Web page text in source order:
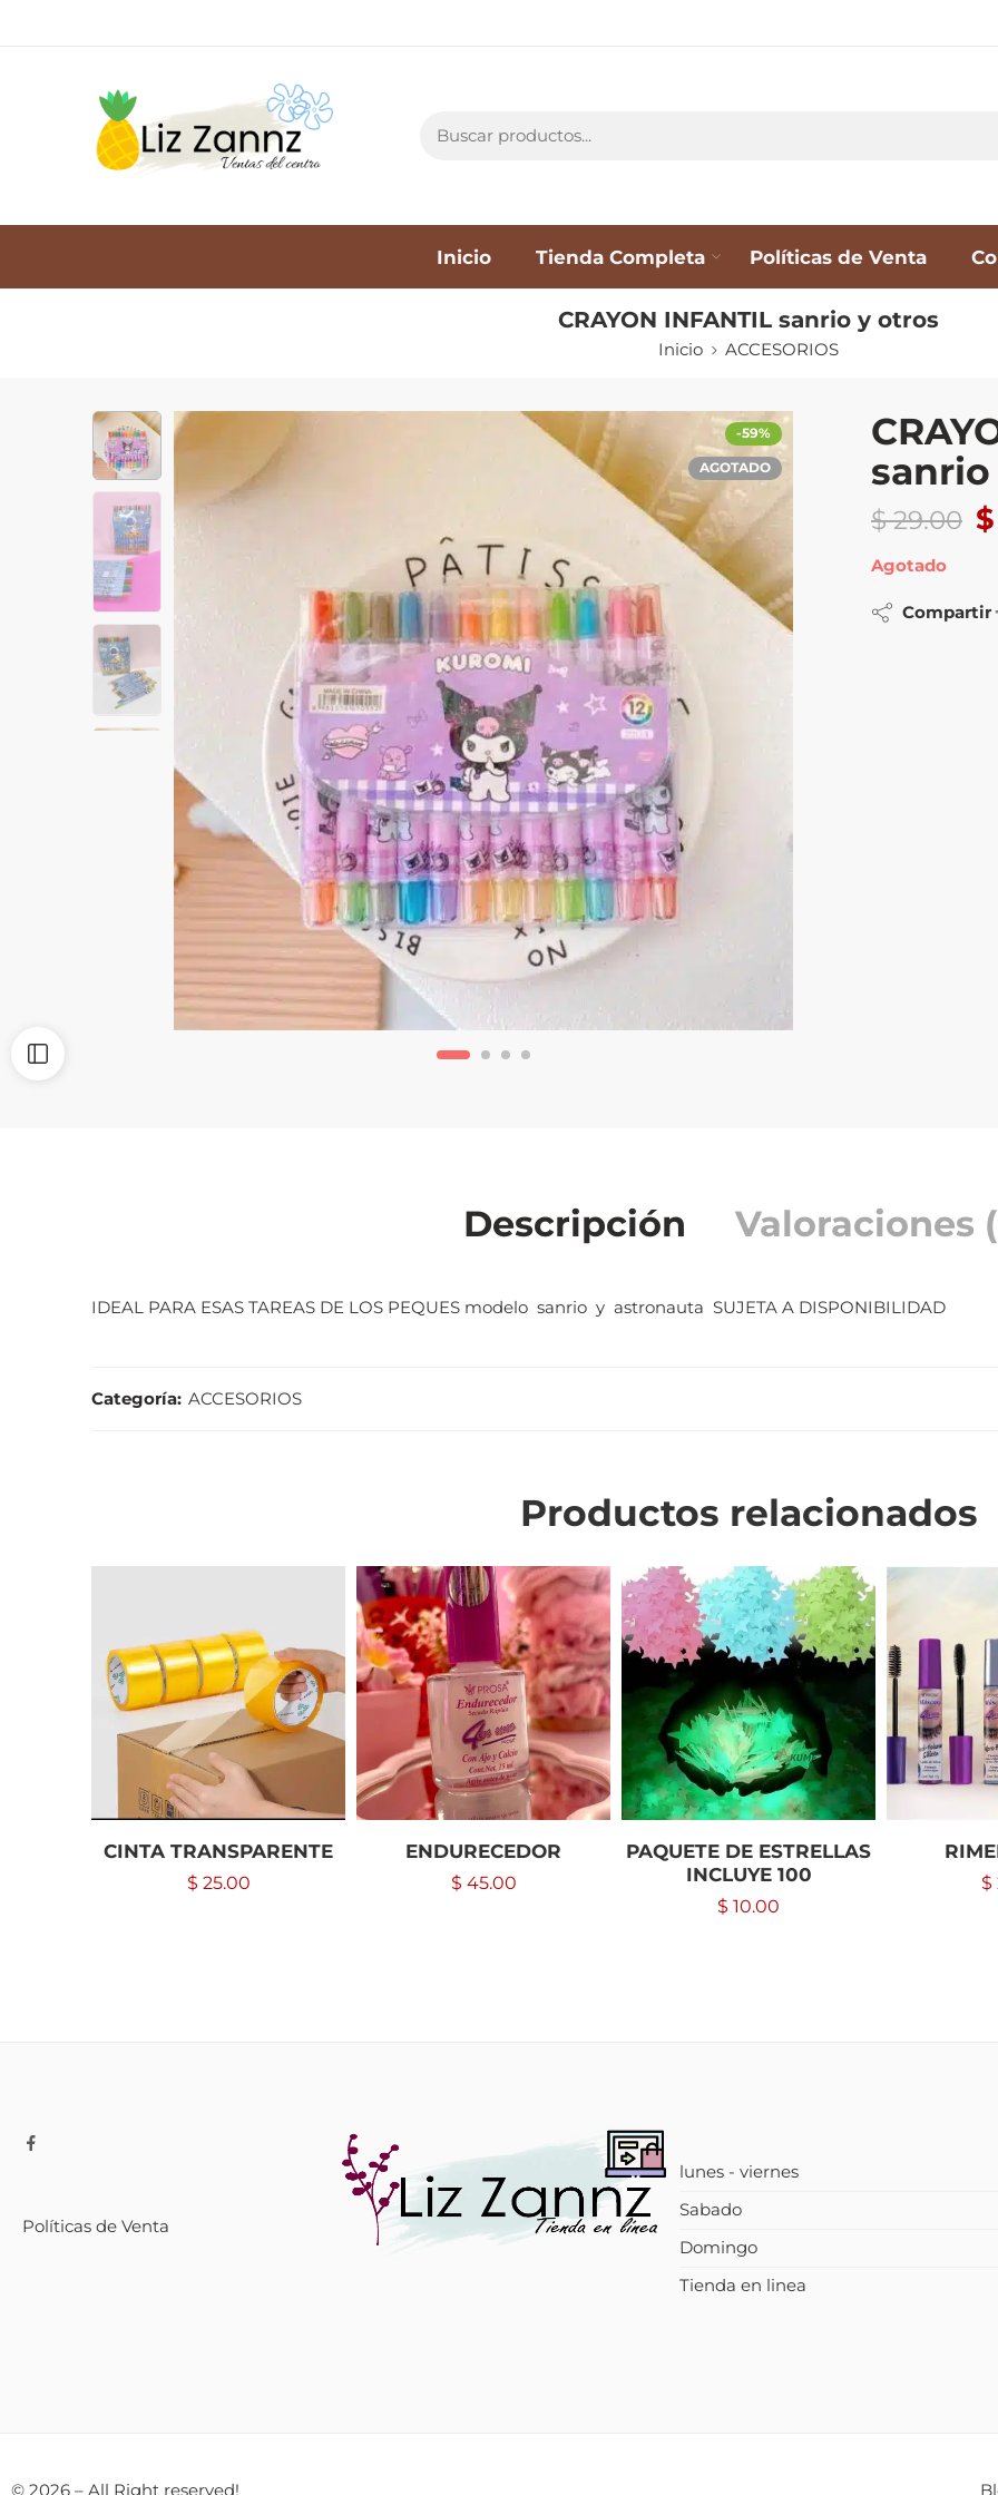
Inicio Tienda Completa Políticas de Venta
CRAYON INFANTIL sanrio y otros
Inicio ACCESORIOS
-59%
AGOTADO
$29.00 $
Agotado
Compartir
Descripción Valoraciones
IDEAL PARA ESAS TAREAS DE LOS PEQUES modelo sanrio y astronauta SUJETA A DISPONIBILIDAD
Categoría: ACCESORIOS
Productos relacionados
CINTA TRANSPARENTE
$ 25.00
ENDURECEDOR
$ 45.00
PAQUETE DE ESTRELLAS
INCLUYE 100
$ 10.00
$
Políticas de Venta
lunes - viernes
Sabado
Domingo
Tienda en linea
© 2026 – All Right reserved!